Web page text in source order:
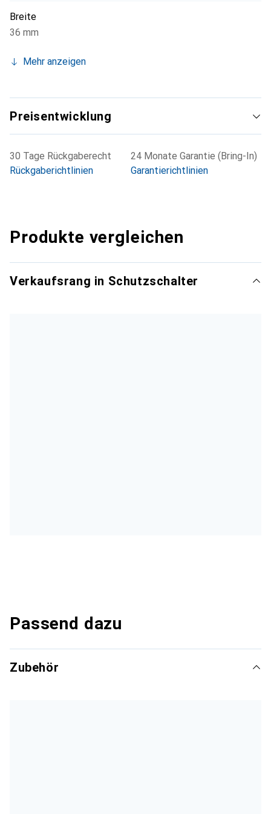
60898-1 und IEC/EN 60947-2. Des Weiteren ist diese
Baureihe VDE zertifiziert.
Breite
36 mm
Mehr anzeigen
Preisentwicklung
30 Tage Rückgaberecht
Rückgaberichtlinien
24 Monate Garantie (Bring-In)
Garantierichtlinien
Produkte vergleichen
Verkaufsrang in Schutzschalter
Passend dazu
Zubehör